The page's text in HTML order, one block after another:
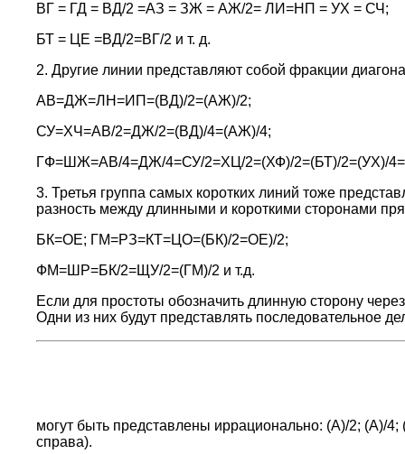
ВГ = ГД = ВД/2 =АЗ = ЗЖ = АЖ/2= ЛИ=НП = УХ = СЧ;
БТ = ЦЕ =ВД/2=ВГ/2 и т. д.
2. Другие линии представляют собой фракции
АВ=ДЖ=ЛН=ИП=(ВД)/2=(АЖ)/2;
СУ=ХЧ=АВ/2=ДЖ/2=(ВД)/4=(АЖ)/4;
ГФ=ШЖ=АВ/4=ДЖ/4=СУ/2=ХЦ/2=(ХФ)/2=(БТ)/2=(УХ)/
3. Третья группа самых коротких линий тоже
разность между длинными и короткими сторонами
БК=ОЕ; ГМ=РЗ=КТ=ЦО=(БК)/2=ОЕ)/2;
ФМ=ШР=БК/2=ЩУ/2=(ГМ)/2 и т.д.
Если для простоты обозначить длинную сторону
Одни из них будут представлять последовательное
могут быть представлены иррационально: (А)/2; (А)/4;
справа).